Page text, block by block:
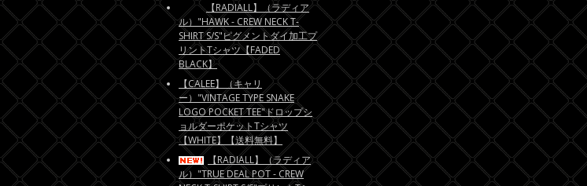
【RADIALL】（ラディア
ル）"HAWK - CREW NECK T-
SHIRT S/S"ピグメントダイ加工プ
リントTシャツ【FADED
BLACK】
【CALEE】（キャリ
ー）"VINTAGE TYPE SNAKE
LOGO POCKET TEE"ドロップシ
ョルダーポケットTシャツ
【WHITE】【送料無料】
【RADIALL】（ラディア
ル）"TRUE DEAL POT - CREW